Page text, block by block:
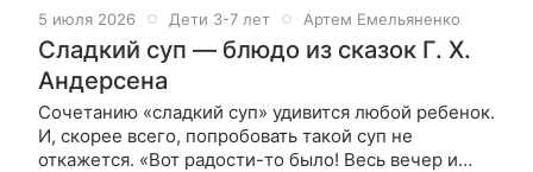
5 июля 2026 Дети 3-7 лет Артем Емельяненко
Сладкий суп — блюдо из сказок Г. Х.
Андерсена
Сочетанию «сладкий суп» удивится любой ребенок.
И, скорее всего, попробовать такой суп не
откажется. «Вот радости-то было! Весь вечер и